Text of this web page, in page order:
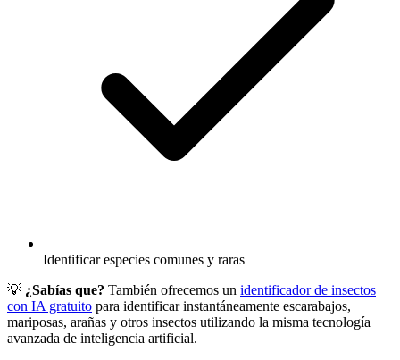
Identificar especies comunes y raras
💡 ¿Sabías que? También ofrecemos un identificador de insectos
con IA gratuito para identificar instantáneamente escarabajos,
mariposas, arañas y otros insectos utilizando la misma tecnología
avanzada de inteligencia artificial.